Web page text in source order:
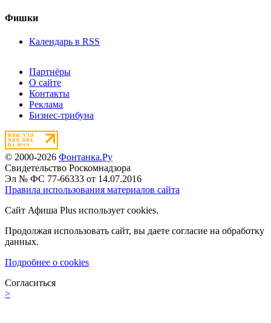
Фишки
Календарь в RSS
Партнёры
О сайте
Контакты
Реклама
Бизнес-трибуна
© 2000-2026 Фонтанка.Ру
Свидетельство Роскомнадзора
Эл № ФС 77-66333 от 14.07.2016
Правила использования материалов сайта
Сайт Афиша Plus использует cookies.
Продолжая использовать сайт, вы даете согласие на обработку
данных.
Подробнее о cookies
Согласиться
>